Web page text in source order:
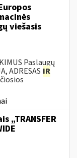
viešasis
Paslaugų
ADRESAS IR
„TRANSFER